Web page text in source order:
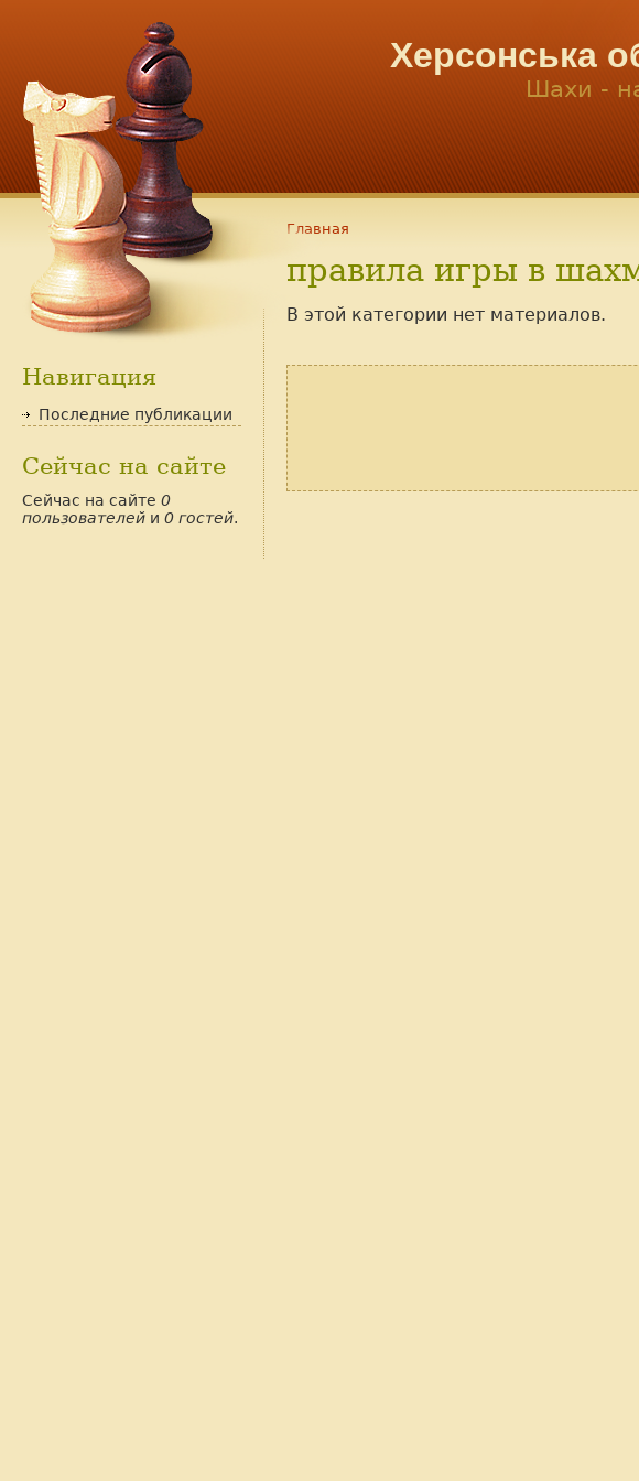
Херсонська
Шахи -
Главная
правила игры в
В этой категории нет материалов.
Навигация
Последние публикации
Сейчас на сайте
Сейчас на сайте 0
пользователей и 0 гостей.